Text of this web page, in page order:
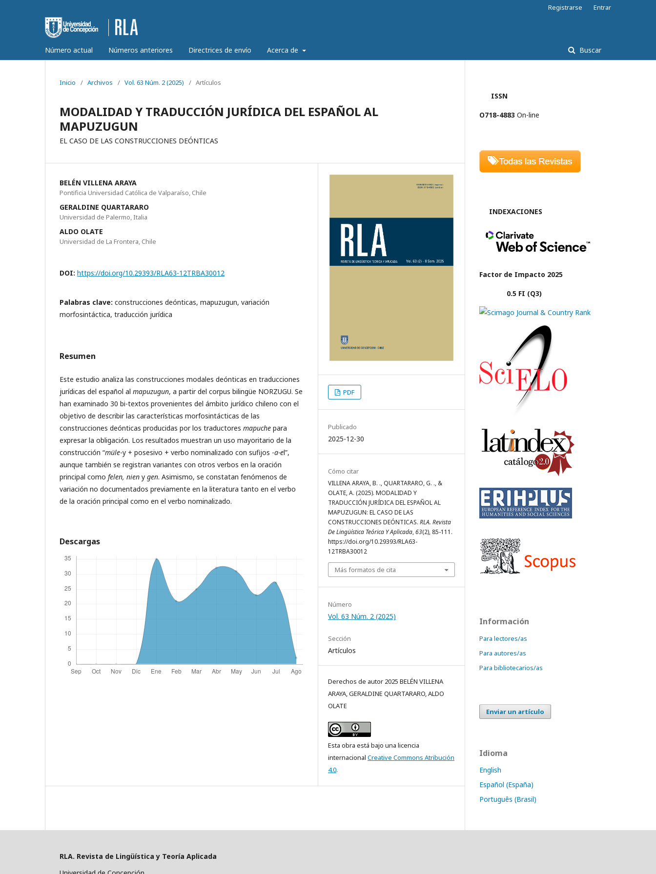
Número actual Números anteriores Directrices de envío Acerca de Buscar
Registrarse Entrar
Inicio / Archivos / Vol. 63 Núm. 2 (2025) / Artículos
MODALIDAD Y TRADUCCIÓN JURÍDICA DEL ESPAÑOL AL
MAPUZUGUN
EL CASO DE LAS CONSTRUCCIONES DEÓNTICAS
BELÉN VILLENA ARAYA
Pontificia Universidad Católica de Valparaíso, Chile
GERALDINE QUARTARARO
Universidad de Palermo, Italia
ALDO OLATE
Universidad de La Frontera, Chile
DOI: https://doi.org/10.29393/RLA63-12TRBA30012
Palabras clave: construcciones deónticas, mapuzugun, variación
morfosintáctica, traducción jurídica
Resumen
Este estudio analiza las construcciones modales deónticas en traducciones
jurídicas del español al mapuzugun, a partir del corpus bilingüe NORZUGU. Se
han examinado 30 bi-textos provenientes del ámbito jurídico chileno con el
objetivo de describir las características morfosintácticas de las
construcciones deónticas producidas por los traductores mapuche para
expresar la obligación. Los resultados muestran un uso mayoritario de la
construcción “müle-y + posesivo + verbo nominalizado con sufijos -a-el”,
aunque también se registran variantes con otros verbos en la oración
principal como felen, nien y gen. Asimismo, se constatan fenómenos de
variación no documentados previamente en la literatura tanto en el verbo
de la oración principal como en el verbo nominalizado.
Descargas
PDF
Publicado
2025-12-30
Cómo citar
VILLENA ARAYA, B. ., QUARTARARO, G. ., &
OLATE, A. (2025). MODALIDAD Y
TRADUCCIÓN JURÍDICA DEL ESPAÑOL AL
MAPUZUGUN: EL CASO DE LAS
CONSTRUCCIONES DEÓNTICAS. RLA. Revista
De Lingüística Teórica Y Aplicada,63(2), 85-111.
https://doi.org/10.29393/RLA63-
12TRBA30012
Más formatos de cita
Número
Vol. 63 Núm. 2 (2025)
Sección
Artículos
Derechos de autor 2025 BELÉN VILLENA
ARAYA, GERALDINE QUARTARARO, ALDO
OLATE
Esta obra está bajo una licencia
internacional Creative Commons Atribución
4.0.
ISSN
O718-4883 On-line
INDEXACIONES
Factor de Impacto 2025
0.5 FI (Q3)
Información
Para lectores/as
Para autores/as
Para bibliotecarios/as
Enviar un artículo
Idioma
English
Español (España)
Português (Brasil)
RLA. Revista de Lingüística y Teoría Aplicada